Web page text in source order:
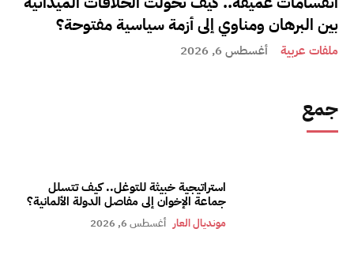
بين البرهان ومناوي إلى أزمة سياسية مفتوحة؟
ملفات عربية أغسطس 6, 2026
جمع
استراتيجية خبيثة للتوغل.. كيف تتسلل
جماعة الإخوان إلى مفاصل الدولة الألمانية؟
مونديال العار أغسطس 6, 2026